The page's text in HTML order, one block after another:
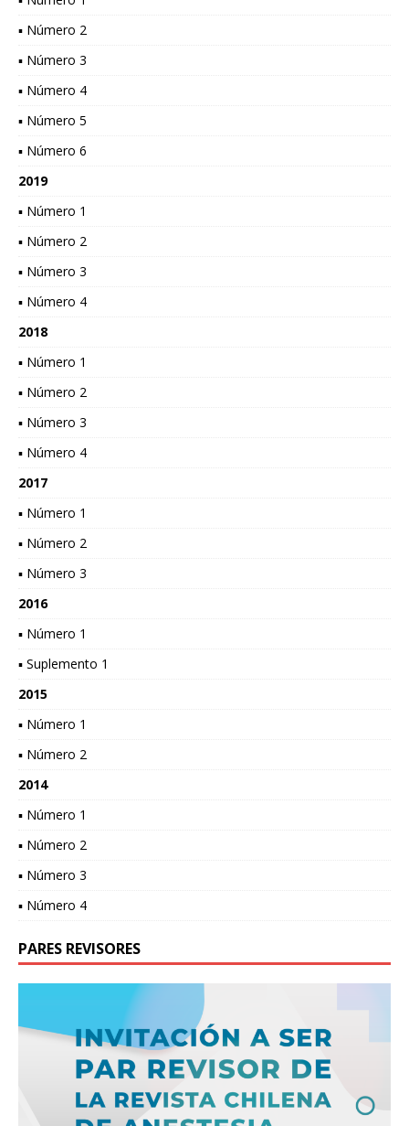
▪ Número 2
▪ Número 3
▪ Número 4
▪ Número 5
▪ Número 6
2019
▪ Número 1
▪ Número 2
▪ Número 3
▪ Número 4
2018
▪ Número 1
▪ Número 2
▪ Número 3
▪ Número 4
2017
▪ Número 1
▪ Número 2
▪ Número 3
2016
▪ Número 1
▪ Suplemento 1
2015
▪ Número 1
▪ Número 2
2014
▪ Número 1
▪ Número 2
▪ Número 3
▪ Número 4
PARES REVISORES